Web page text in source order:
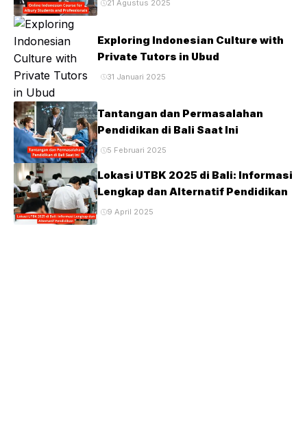
21 Agustus 2025
Exploring Indonesian Culture with
Private Tutors in Ubud
31 Januari 2025
Tantangan dan Permasalahan
Pendidikan di Bali Saat Ini
5 Februari 2025
Lokasi UTBK 2025 di Bali: Informasi
Lengkap dan Alternatif Pendidikan
9 April 2025